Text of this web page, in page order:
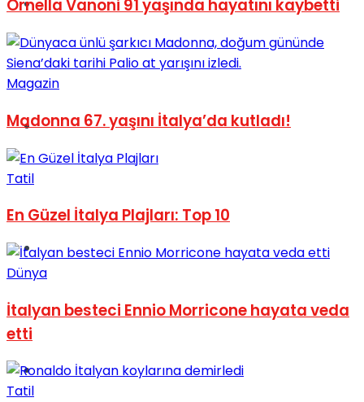
Sinema
Tatil
Spor
Ornella Vanoni 91 yaşında hayatını kaybetti
Magazin
Madonna 67. yaşını İtalya’da kutladı!
Tatil
En Güzel İtalya Plajları: Top 10
Dünya
İtalyan besteci Ennio Morricone hayata veda
etti
Tatil